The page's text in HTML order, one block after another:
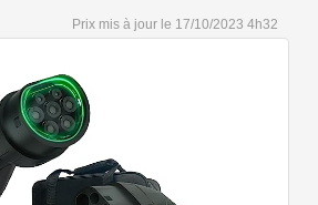
à puissance réglable jusqu'à 22
Type 2 de 5 ou 7 mètres de long.
tous les compteurs d'énergie Wallbox
les pannes de courant, les surprises
et de charger votre VE avec
17/10/2023 4h32